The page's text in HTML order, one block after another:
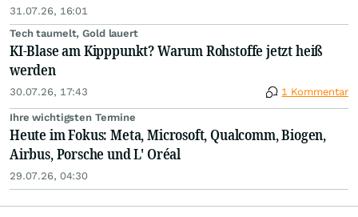
31.07.26, 16:01
Tech taumelt, Gold lauert
KI-Blase am Kipppunkt? Warum Rohstoffe jetzt heiß
werden
30.07.26, 17:43 1 Kommentar
Ihre wichtigsten Termine
Heute im Fokus: Meta, Microsoft, Qualcomm, Biogen,
Airbus, Porsche und L' Oréal
29.07.26, 04:30